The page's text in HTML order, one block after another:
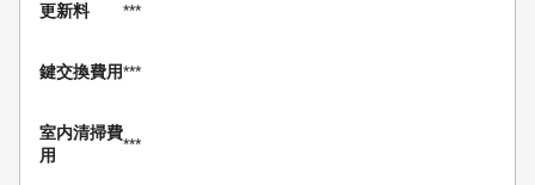
更新料 ***
鍵交換費用***
室内清掃費
用
***